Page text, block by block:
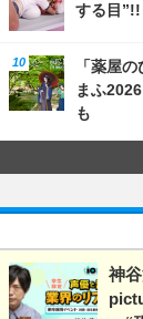
する目
「薬屋
まふ
も
神